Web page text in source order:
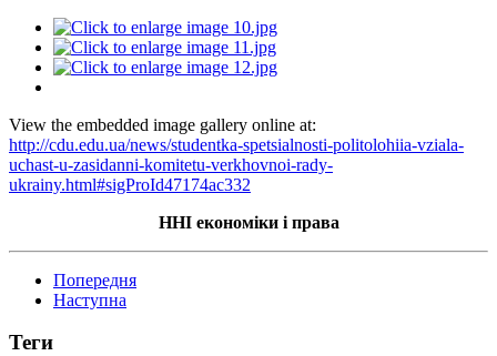
View the embedded image gallery online at:
http://cdu.edu.ua/news/studentka-spetsialnosti-politolohiia-vziala-
uchast-u-zasidanni-komitetu-verkhovnoi-rady-
ukrainy.html#sigProId47174ac332
ННІ економіки і права
Попередня
Наступна
Теги